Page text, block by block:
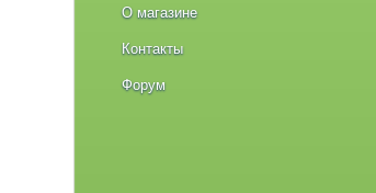
О магазине
Контакты
Форум